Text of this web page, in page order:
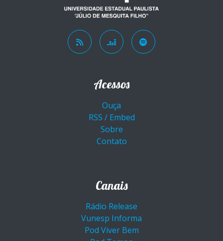
Acessos
Ouça
RSS / Embed
Sobre
Contato
Canais
Rádio Release
Vunesp Informa
Pod Viver Bem